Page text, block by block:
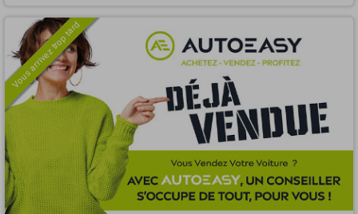
Vous arrivez trop tard